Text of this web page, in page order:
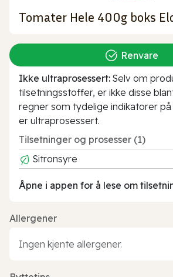
Tomater Hele 400g boks
Renvare
Ikke ultraprosessert: Selv om
tilsetningsstoffer, er ikke disse
regner som tydelige indikatorer
er ultraprosessert.
Tilsetninger og prosesser (1)
Sitronsyre
Åpne i appen for å lese om
Allergener
Ingen kjente allergener.